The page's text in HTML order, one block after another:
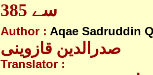
سے 385
Author : Aqae Sadruddin
Translator :